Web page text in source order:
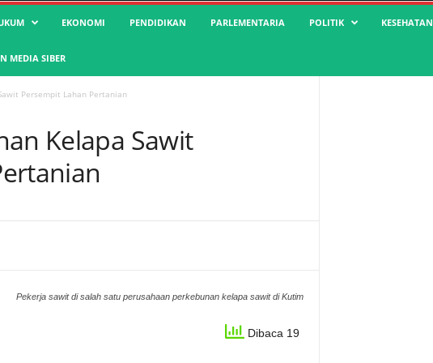
EKONOMI PENDIDIKAN PARLEMENTARIA POLITIK KESEHATAN
MEDIA SIBER
Persempit Lahan Pertanian
Kelapa Sawit
Pekerja sawit di salah satu perusahaan perkebunan kelapa sawit di Kutim
Dibaca 19